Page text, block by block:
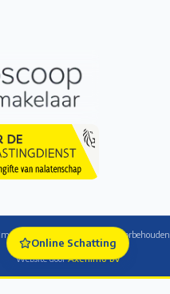
Immo De Laet — Alle rechten voorbehouden.
Cookie-instellingen
Website door Axenimo bv
Online Schatting